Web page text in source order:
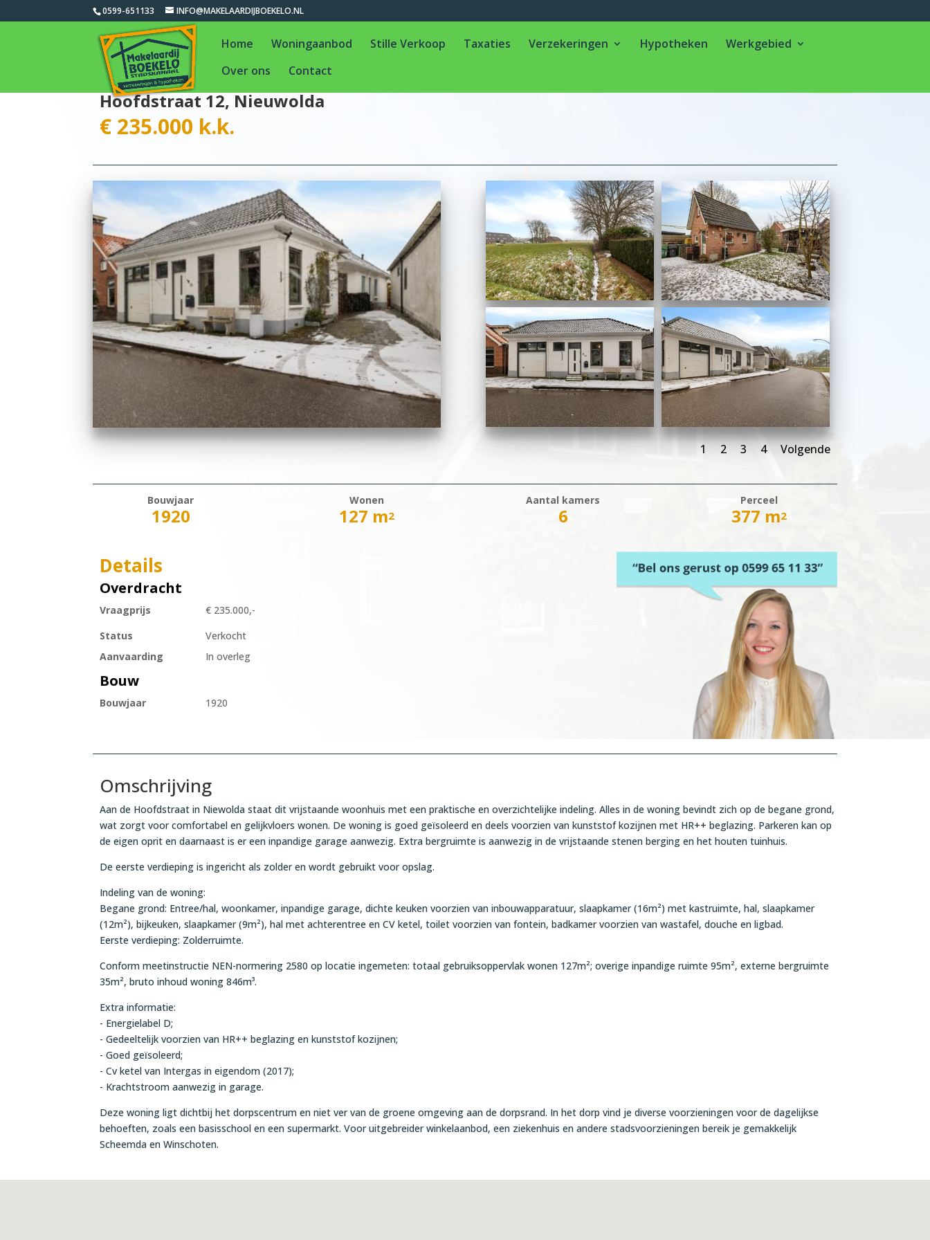
0599-651133 INFO@MAKELAARDIJBOEKELO.NL
Home Woningaanbod Stille Verkoop Taxaties Verzekeringen Hypotheken
Werkgebied
Over ons
Contact
Hoofdstraat 12, Nieuwolda
€ 235.000 k.k.
1 2 3 4 Volgende
Bouwjaar
1920
Wonen
127 m2
Aantal kamers
6
Perceel
377 m2
Details
Overdracht
Vraagprijs
€ 235.000,-
Status
Verkocht
Aanvaarding
In overleg
Bouw
Bouwjaar 1920
Omschrijving
Aan de Hoofdstraat in Niewolda staat dit vrijstaande woonhuis met een praktische en overzichtelijke indeling. Alles in de woning bevindt zich op de begane grond,
wat zorgt voor comfortabel en gelijkvloers wonen. De woning is goed geïsoleerd en deels voorzien van kunststof kozijnen met HR++ beglazing. Parkeren kan op
de eigen oprit en daarnaast is er een inpandige garage aanwezig. Extra bergruimte is aanwezig in de vrijstaande stenen berging en het houten tuinhuis.
De eerste verdieping is ingericht als zolder en wordt gebruikt voor opslag.
Indeling van de woning:
Begane grond: Entree/hal, woonkamer, inpandige garage, dichte keuken voorzien van inbouwapparatuur, slaapkamer (16m²) met kastruimte, hal, slaapkamer
(12m²), bijkeuken, slaapkamer (9m²), hal met achterentree en CV ketel, toilet voorzien van fontein, badkamer voorzien van wastafel, douche en ligbad.
Eerste verdieping: Zolderruimte.
Conform meetinstructie NEN-normering 2580 op locatie ingemeten: totaal gebruiksoppervlak wonen 127m²; overige inpandige ruimte 95m², externe bergruimte
35m², bruto inhoud woning 846m³.
Extra informatie:
- Energielabel D;
- Gedeeltelijk voorzien van HR++ beglazing en kunststof kozijnen;
- Goed geïsoleerd;
- Cv ketel van Intergas in eigendom (2017);
- Krachtstroom aanwezig in garage.
Deze woning ligt dichtbij het dorpscentrum en niet ver van de groene omgeving aan de dorpsrand. In het dorp vind je diverse voorzieningen voor de dagelijkse
behoeften, zoals een basisschool en een supermarkt. Voor uitgebreider winkelaanbod, een ziekenhuis en andere stadsvoorzieningen bereik je gemakkelijk
Scheemda en Winschoten.